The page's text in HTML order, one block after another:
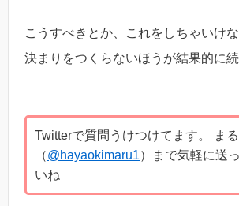
こうすべきとか、これをしちゃいけ
決まりをつくらないほうが結果的に続
Twitterで質問うけつけてます。 まる
（@hayaokimaru1）まで気軽に送
いね